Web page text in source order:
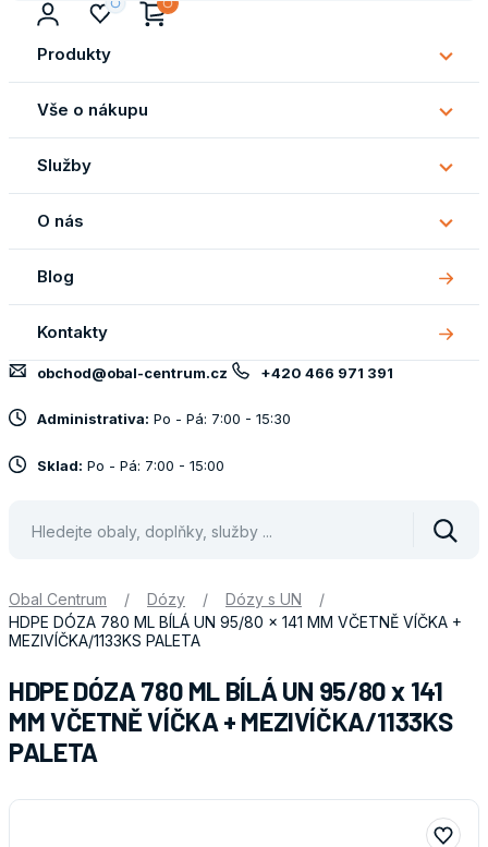
Produkty
Vše o nákupu
Vše
o
Služby
O nás
O
nás
Blog
Kontakty
obchod@obal-centrum.cz +420 466 971 391
Administrativa: Po - Pá: 7:00 - 15:30
Sklad: Po - Pá: 7:00 - 15:00
Obal Centrum / Dózy / Dózy s UN
/
HDPE DÓZA 780 ML BÍLÁ UN 95/80 x 141 MM VČETNĚ VÍČKA +
MEZIVÍČKA/1133KS PALETA
HDPE DÓZA 780 ML BÍLÁ UN 95/80 x 141
MM VČETNĚ VÍČKA + MEZIVÍČKA/1133KS
PALETA